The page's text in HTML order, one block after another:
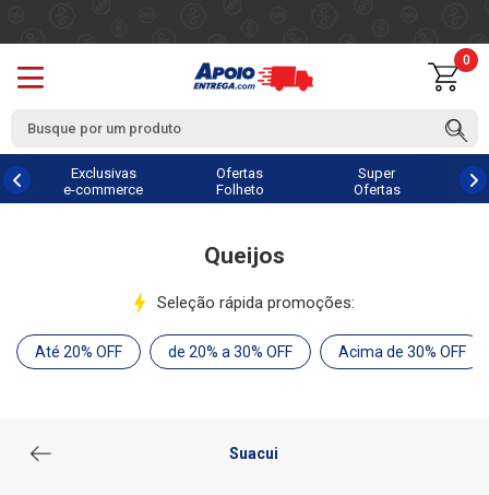
0
Exclusivas
e-commerce
Ofertas
Folheto
Super
Ofertas
Queijos
Seleção rápida promoções:
Até 20% OFF de 20% a 30% OFF Acima de 30% OFF
Suacui